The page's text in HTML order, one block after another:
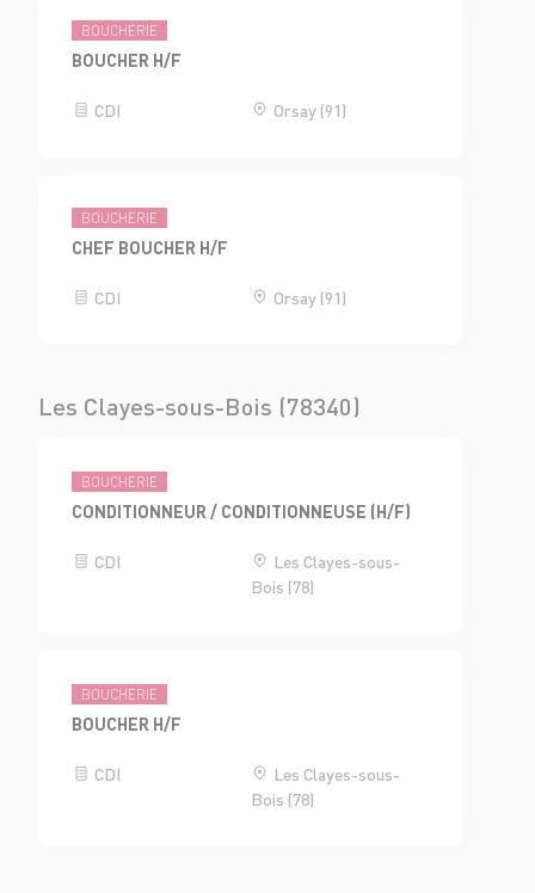
BOUCHERIE
BOUCHER H/F
CDI Orsay (91)
BOUCHERIE
CHEF BOUCHER H/F
CDI Orsay (91)
Les Clayes-sous-Bois (78340)
BOUCHERIE
CONDITIONNEUR / CONDITIONNEUSE (H/F)
CDI
Les Clayes-sous-
Bois (78)
BOUCHERIE
BOUCHER H/F
CDI
Les Clayes-sous-
Bois (78)